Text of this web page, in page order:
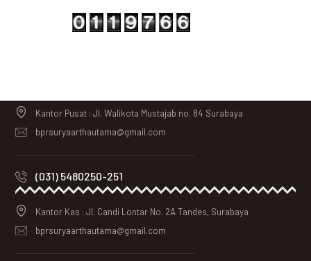
Kantor Pusat : Jl. Walikota Mustajab no. 84 Surabaya
bprsuryaarthautama@gmail.com
(031) 5480250-251
Kantor Kas : Jl. Candi Lontar No. 2A Tandes, Surabaya
bprsuryaarthautama@gmail.com